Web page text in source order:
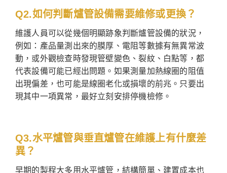
Q2.如何判斷爐管設備需要維修或更換？
維護人員可以從幾個明顯跡象判斷爐管設備的狀況，
例如：產品量測出來的膜厚、電阻等數據有無異常波
動，或外觀檢查時發現管壁變色、裂紋、白點等，都
代表設備可能已經出問題。如果測量加熱線圈的阻值
出現偏差，也可能是線圈老化或損壞的前兆。只要出
現其中一項異常，最好立刻安排停機檢修。
Q3.水平爐管與垂直爐管在維護上有什麼差
異？
早期的製程大多用水平爐管，結構簡單、建置成本也